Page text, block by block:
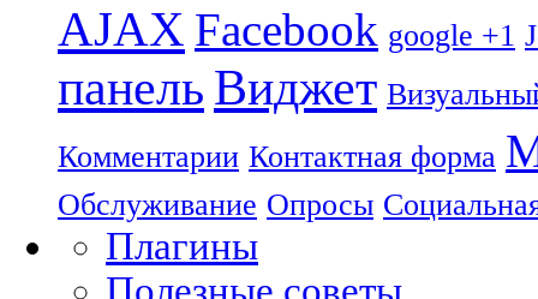
AJAX Facebook google +1
панель Виджет
Комментарии Контактная форма
Обслуживание Опросы
Плагины